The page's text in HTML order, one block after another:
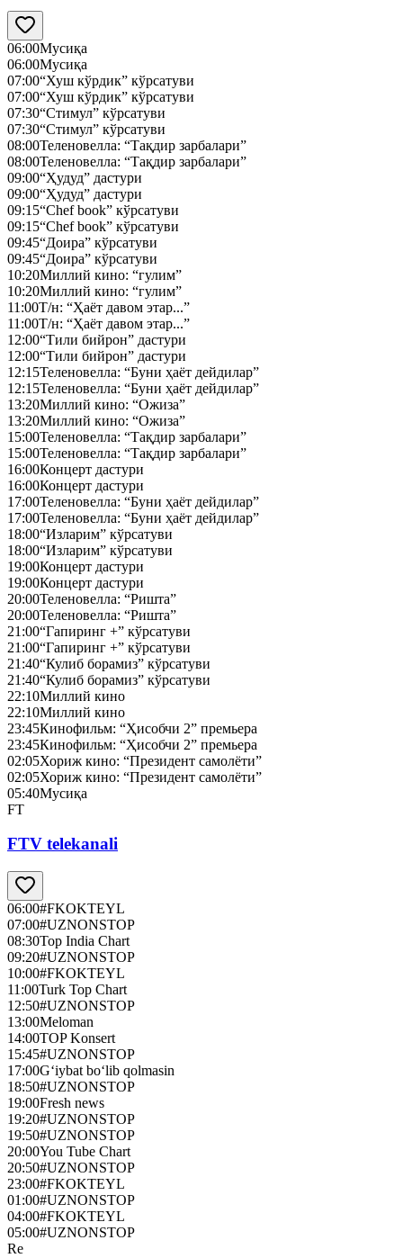
06:00Мусиқа
06:00Мусиқа
07:00“Хуш кўрдик” кўрсатуви
07:00“Хуш кўрдик” кўрсатуви
07:30“Стимул” кўрсатуви
07:30“Стимул” кўрсатуви
08:00Теленовелла: “Тақдир зарбалари”
08:00Теленовелла: “Тақдир зарбалари”
09:00“Ҳудуд” дастури
09:00“Ҳудуд” дастури
09:15“Chef book” кўрсатуви
09:15“Chef book” кўрсатуви
09:45“Доира” кўрсатуви
09:45“Доира” кўрсатуви
10:20Миллий кино: “гулим”
10:20Миллий кино: “гулим”
11:00Т/н: “Ҳаёт давом этар...”
11:00Т/н: “Ҳаёт давом этар...”
12:00“Тили бийрон” дастури
12:00“Тили бийрон” дастури
12:15Теленовелла: “Буни ҳаёт дейдилар”
12:15Теленовелла: “Буни ҳаёт дейдилар”
13:20Миллий кино: “Ожиза”
13:20Миллий кино: “Ожиза”
15:00Теленовелла: “Тақдир зарбалари”
15:00Теленовелла: “Тақдир зарбалари”
16:00Концерт дастури
16:00Концерт дастури
17:00Теленовелла: “Буни ҳаёт дейдилар”
17:00Теленовелла: “Буни ҳаёт дейдилар”
18:00“Изларим” кўрсатуви
18:00“Изларим” кўрсатуви
19:00Концерт дастури
19:00Концерт дастури
20:00Теленовелла: “Ришта”
20:00Теленовелла: “Ришта”
21:00“Гапиринг +” кўрсатуви
21:00“Гапиринг +” кўрсатуви
21:40“Кулиб борамиз” кўрсатуви
21:40“Кулиб борамиз” кўрсатуви
22:10Миллий кино
22:10Миллий кино
23:45Кинофильм: “Ҳисобчи 2” премьера
23:45Кинофильм: “Ҳисобчи 2” премьера
02:05Хориж кино: “Президент самолёти”
02:05Хориж кино: “Президент самолёти”
05:40Мусиқа
FT
FTV telekanali
06:00#FKOKTEYL
07:00#UZNONSTOP
08:30Top India Chart
09:20#UZNONSTOP
10:00#FKOKTEYL
11:00Turk Top Chart
12:50#UZNONSTOP
13:00Meloman
14:00TOP Konsert
15:45#UZNONSTOP
17:00G‘iybat bo‘lib qolmasin
18:50#UZNONSTOP
19:00Fresh news
19:20#UZNONSTOP
19:50#UZNONSTOP
20:00You Tube Chart
20:50#UZNONSTOP
23:00#FKOKTEYL
01:00#UZNONSTOP
04:00#FKOKTEYL
05:00#UZNONSTOP
Re